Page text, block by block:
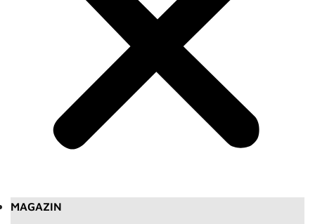
MAGAZIN